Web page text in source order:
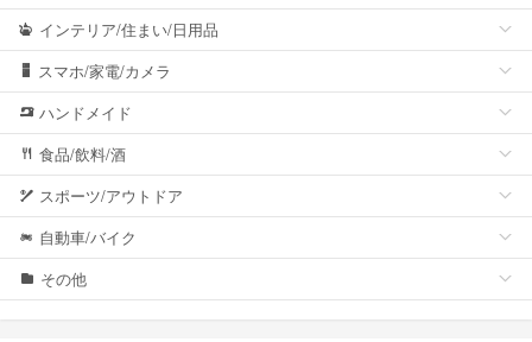
インテリア/住まい/日用品
スマホ/家電/カメラ
ハンドメイド
食品/飲料/酒
スポーツ/アウトドア
自動車/バイク
その他